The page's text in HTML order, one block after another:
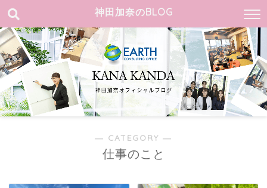
神田加奈のBLOG
― CATEGORY ―
仕事のこと